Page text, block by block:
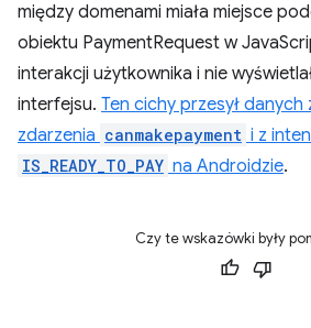
między domenami miała miejsce
obiektu PaymentRequest w
interakcji użytkownika i nie
interfejsu. Ten cichy przesył danych
zdarzenia canmakepayment i z
IS_READY_TO_PAY na Androidzie.
Czy te wskazówki były